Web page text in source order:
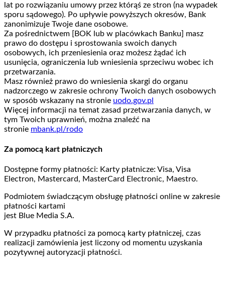
lat po rozwiązaniu umowy przez którąś ze stron (na wypadek
sporu sądowego). Po upływie powyższych okresów, Bank
zanonimizuje Twoje dane osobowe.
Za pośrednictwem [BOK lub w placówkach Banku] masz
prawo do dostępu i sprostowania swoich danych
osobowych, ich przeniesienia oraz możesz żądać ich
usunięcia, ograniczenia lub wniesienia sprzeciwu wobec ich
przetwarzania.
Masz również prawo do wniesienia skargi do organu
nadzorczego w zakresie ochrony Twoich danych osobowych
w sposób wskazany na stronie uodo.gov.pl
Więcej informacji na temat zasad przetwarzania danych, w
tym Twoich uprawnień, można znaleźć na
stronie mbank.pl/rodo
Za pomocą kart płatniczych
Dostępne formy płatności: Karty płatnicze: Visa, Visa
Electron, Mastercard, MasterCard Electronic, Maestro.
Podmiotem świadczącym obsługę płatności online w zakresie
płatności kartami
jest Blue Media S.A.
W przypadku płatności za pomocą karty płatniczej, czas
realizacji zamówienia jest liczony od momentu uzyskania
pozytywnej autoryzacji płatności.